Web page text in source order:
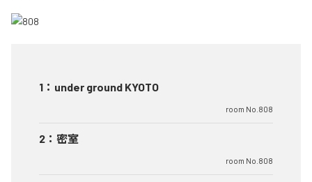
1 ： under ground KYOTO
room No.808
2 ： 密室
room No.808